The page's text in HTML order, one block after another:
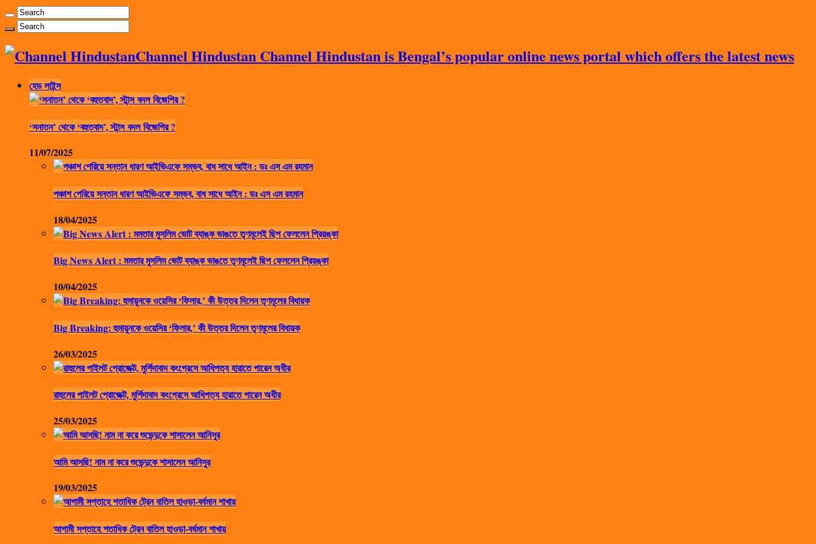
Channel Hindustan Channel Hindustan is Bengal’s popular online news portal which offers the latest news
হেড লাইন্স
‘সনাতন’ থেকে ‘বহুতবাদ’, স্টান্স বদল বিজেপির ?
11/07/2025
পঞ্চাশ পেরিয়ে সন্তান ধারণ আইভিএফে সম্ভব, বাধ সাধে আইন : ডঃ এস এম রহমান
18/04/2025
Big News Alert : মমতার মুসলিম ভোট ব্যাঙ্ক ভাঙতে তৃণমূলেই ছিপ ফেললেন প্রিয়ঙ্কা
10/04/2025
Big Breaking: হুমায়ুনকে ওয়েসির ‘ফিলার,’ কী উত্তর দিলেন তৃণমূলের বিধায়ক
26/03/2025
রাহুলের পাইলট প্রোজেক্ট, মুর্শিদাবাদ কংগ্রেসে আধিপত্য হারাতে পারেন অধীর
25/03/2025
আমি আসছি! নাম না করে শুভেন্দুকে শাসালেন আনিসুর
19/03/2025
আগামী সপ্তাহে শতাধিক ট্রেন বাতিল হাওড়া-বর্ধমান শাখায়